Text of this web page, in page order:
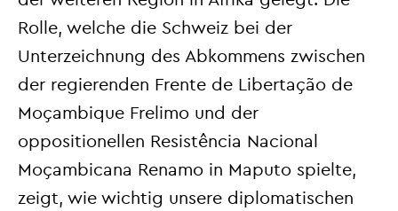
Rolle, welche die Schweiz bei der
Unterzeichnung des Abkommens zwischen
der regierenden Frente de Libertação de
Moçambique Frelimo und der
oppositionellen Resistência Nacional
Moçambicana Renamo in Maputo spielte,
zeigt, wie wichtig unsere diplomatischen